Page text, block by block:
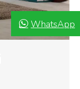
WhatsApp